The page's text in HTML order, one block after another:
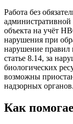
Работа без
административной
объекта на учёт
нарушения при
нарушение правил
статье 8.14, за
биологических
возможны
надзорных органов.
Как